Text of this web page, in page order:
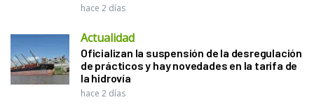
hace 2 días
Actualidad
Oficializan la suspensión de la desregulación
de prácticos y hay novedades en la tarifa de
la hidrovía
hace 2 días